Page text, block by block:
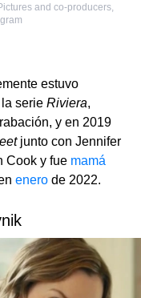
and co-producers
estuvo
serie Riviera,
y en 2019
junto con Jennifer
Cook y fue mamá
enero de 2022.